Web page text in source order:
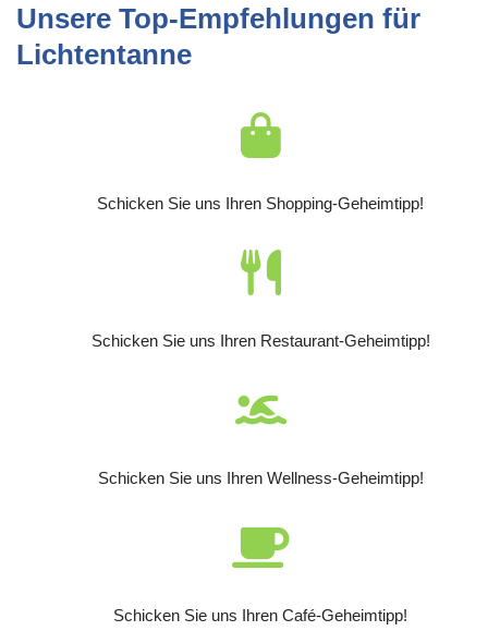
Unsere Top-Empfehlungen für
Lichtentanne
Schicken Sie uns Ihren Shopping-Geheimtipp!
Schicken Sie uns Ihren Restaurant-Geheimtipp!
Schicken Sie uns Ihren Wellness-Geheimtipp!
Schicken Sie uns Ihren Café-Geheimtipp!